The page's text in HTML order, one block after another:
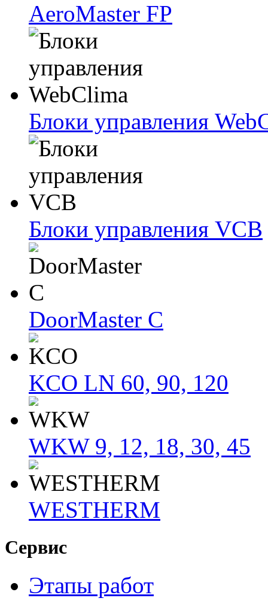
AeroMaster FP
Блоки упрaвлeния
Блоки упрaвлeния VCB
DoorMaster C
KCO LN 60, 90, 120
WKW 9, 12, 18, 30, 45
WESTHERM
Сервис
Этапы работ